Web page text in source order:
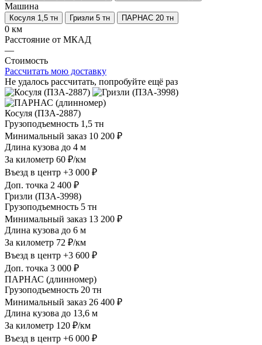
Машина
Косуля 1,5 тн Гризли 5 тн ПАРНАС 20 тн
0 км
Расстояние от МКАД
—
Стоимость
Рассчитать мою доставку
Не удалось рассчитать, попробуйте ещё раз
Косуля (ПЗА-2887)
Грузоподъемность 1,5 тн
Минимальный заказ 10 200 ₽
Длина кузова до 4 м
За километр 60 ₽/км
Въезд в центр +3 000 ₽
Доп. точка 2 400 ₽
Гризли (ПЗА-3998)
Грузоподъемность 5 тн
Минимальный заказ 13 200 ₽
Длина кузова до 6 м
За километр 72 ₽/км
Въезд в центр +3 600 ₽
Доп. точка 3 000 ₽
ПАРНАС (длинномер)
Грузоподъемность 20 тн
Минимальный заказ 26 400 ₽
Длина кузова до 13,6 м
За километр 120 ₽/км
Въезд в центр +6 000 ₽